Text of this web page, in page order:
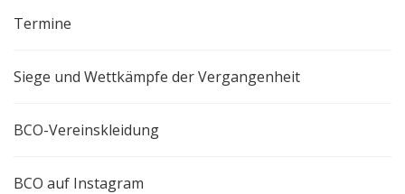
Termine
Siege und Wettkämpfe der Vergangenheit
BCO-Vereinskleidung
BCO auf Instagram